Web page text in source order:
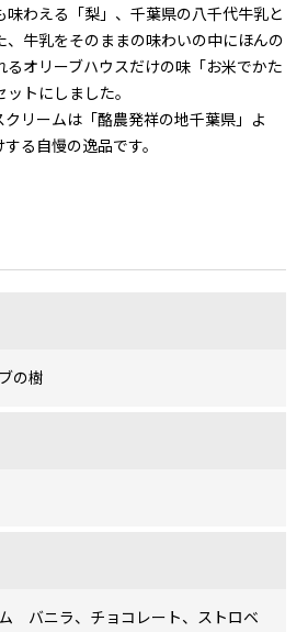
味わえる「梨」、千葉県の八千代牛乳と
、牛乳をそのままの味わいの中にほんの
るオリーブハウスだけの味「お米でかた
トにしました。
クリームは「酪農発祥の地千葉県」よ
る自慢の逸品です。
の樹
バニラ、チョコレート、ストロベ